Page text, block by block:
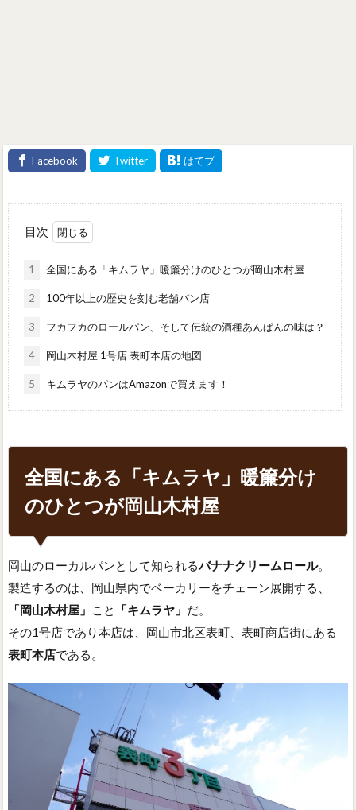
目次
1 全国にある「キムラヤ」暖簾分けのひとつが岡山木村屋
2 100年以上の歴史を刻む老舗パン店
3 フカフカのロールパン、そして伝統の酒種あんぱんの味は？
4 岡山木村屋 1号店 表町本店の地図
5 キムラヤのパンはAmazonで買えます！
全国にある「キムラヤ」暖簾分け
のひとつが岡山木村屋
岡山のローカルパンとして知られるバナナクリームロール。
製造するのは、岡山県内でベーカリーをチェーン展開する、
「岡山木村屋」
こと 「キムラヤ」 だ。
その1号店であり本店は、岡山市北区表町、表町商店街にある
表町本店である。